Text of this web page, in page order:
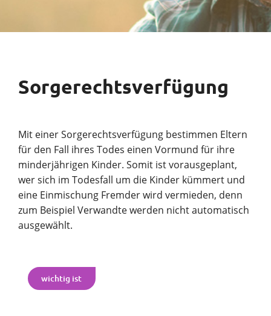
Sorgerechtsverfügung
Mit einer Sorgerechtsverfügung bestimmen Eltern
für den Fall ihres Todes einen Vormund für ihre
minderjährigen Kinder. Somit ist vorausgeplant,
wer sich im Todesfall um die Kinder kümmert und
eine Einmischung Fremder wird vermieden, denn
zum Beispiel Verwandte werden nicht automatisch
ausgewählt.
wichtig ist